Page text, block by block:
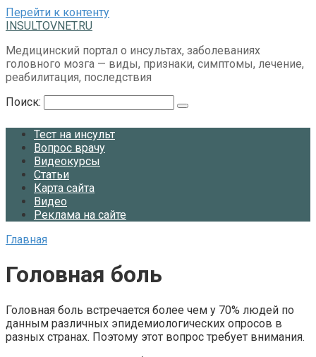
Перейти к контенту
INSULTOVNET.RU
Медицинский портал о инсультах, заболеваниях
головного мозга — виды, признаки, симптомы, лечение,
реабилитация, последствия
Поиск:
Тест на инсульт
Вопрос врачу
Видеокурсы
Статьи
Карта сайта
Видео
Реклама на сайте
Главная
Головная боль
Головная боль встречается более чем у 70% людей по
данным различных эпидемиологических опросов в
разных странах. Поэтому этот вопрос требует внимания.